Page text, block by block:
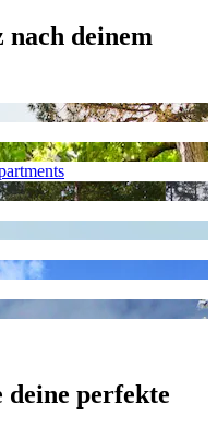
deinem
perfekte